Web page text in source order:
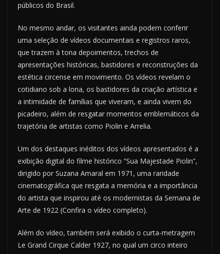
públicos do Brasil.
No mesmo andar, os visitantes ainda podem conferir
uma seleção de vídeos documentais e registros raros,
que trazem à tona depoimentos, trechos de
apresentações históricas, bastidores e reconstruções da
estética circense em movimento. Os vídeos revelam o
cotidiano sob a lona, os bastidores da criação artística e
a intimidade de famílias que viveram, e ainda vivem do
picadeiro, além de resgatar momentos emblemáticos da
trajetória de artistas como Piolin e Arrelia.
Um dos destaques inéditos dos vídeos apresentados é a
exibição digital do filme histórico “Sua Majestade Piolin”,
dirigido por Suzana Amaral em 1971, uma raridade
cinematográfica que resgata a memória e a importância
do artista que inspirou até os modernistas da Semana de
Arte de 1922 (Confira o vídeo completo).
Além do vídeo, também será exibido o curta-metragem
Le Grand Cirque Calder 1927, no qual um circo inteiro